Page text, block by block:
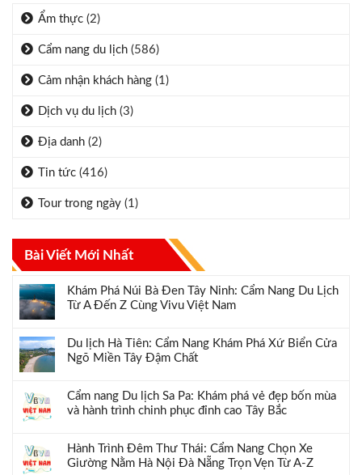
Ẩm thực (2)
Cẩm nang du lịch (586)
Cảm nhận khách hàng (1)
Dịch vụ du lịch (3)
Địa danh (2)
Tin tức (416)
Tour trong ngày (1)
Bài Viết Mới Nhất
Khám Phá Núi Bà Đen Tây Ninh: Cẩm Nang Du Lịch
Từ A Đến Z Cùng Vivu Việt Nam
Du lịch Hà Tiên: Cẩm Nang Khám Phá Xứ Biển Cửa
Ngõ Miền Tây Đậm Chất
Cẩm nang Du lịch Sa Pa: Khám phá vẻ đẹp bốn mùa
và hành trình chinh phục đỉnh cao Tây Bắc
Hành Trình Đêm Thư Thái: Cẩm Nang Chọn Xe
Giường Nằm Hà Nội Đà Nẵng Trọn Vẹn Từ A-Z